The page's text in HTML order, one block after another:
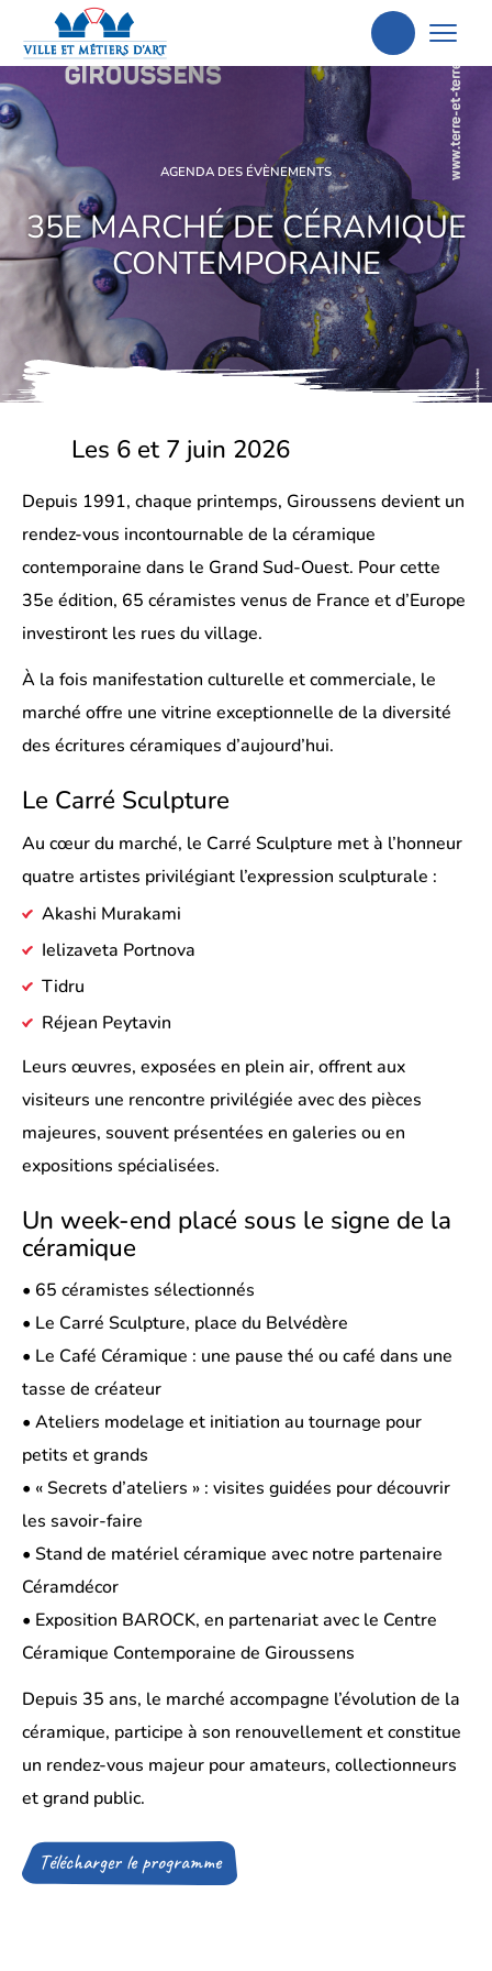
Aller
recherche
AGENDA DES ÉVÈNEMENTS
35E MARCHÉ DE CÉRAMIQUE
CONTEMPORAINE
Les 6 et 7 juin 2026
Depuis 1991, chaque printemps, Giroussens devient un
rendez-vous incontournable de la céramique
contemporaine dans le Grand Sud-Ouest. Pour cette
35e édition, 65 céramistes venus de France et d’Europe
investiront les rues du village.
À la fois manifestation culturelle et commerciale, le
marché offre une vitrine exceptionnelle de la diversité
des écritures céramiques d’aujourd’hui.
Le Carré Sculpture
Au cœur du marché, le Carré Sculpture met à l’honneur
quatre artistes privilégiant l’expression sculpturale :
Akashi Murakami
Ielizaveta Portnova
Tidru
Réjean Peytavin
Leurs œuvres, exposées en plein air, offrent aux
visiteurs une rencontre privilégiée avec des pièces
majeures, souvent présentées en galeries ou en
expositions spécialisées.
Un week-end placé sous le signe de la
céramique
• 65 céramistes sélectionnés
• Le Carré Sculpture, place du Belvédère
• Le Café Céramique : une pause thé ou café dans une
tasse de créateur
• Ateliers modelage et initiation au tournage pour
petits et grands
• « Secrets d’ateliers » : visites guidées pour découvrir
les savoir-faire
• Stand de matériel céramique avec notre partenaire
Céramdécor
• Exposition BAROCK, en partenariat avec le Centre
Céramique Contemporaine de Giroussens
Depuis 35 ans, le marché accompagne l’évolution de la
céramique, participe à son renouvellement et constitue
un rendez-vous majeur pour amateurs, collectionneurs
et grand public.
Télécharger le programme(Ouverture
d’un